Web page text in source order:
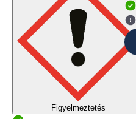
Figyelmeztetés